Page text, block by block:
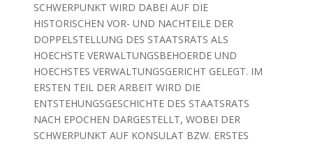
SCHWERPUNKT WIRD DABEI AUF DIE
HISTORISCHEN VOR- UND NACHTEILE DER
DOPPELSTELLUNG DES STAATSRATS ALS
HOECHSTE VERWALTUNGSBEHOERDE UND
HOECHSTES VERWALTUNGSGERICHT GELEGT. IM
ERSTEN TEIL DER ARBEIT WIRD DIE
ENTSTEHUNGSGESCHICHTE DES STAATSRATS
NACH EPOCHEN DARGESTELLT, WOBEI DER
SCHWERPUNKT AUF KONSULAT BZW. ERSTES